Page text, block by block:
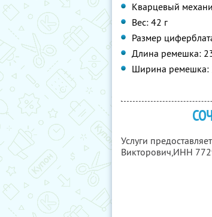
Кварцевый
Вес: 42 г
Размер
Длина ремешка:
Ширина ремешка:
Услуги
Викторович,ИНН